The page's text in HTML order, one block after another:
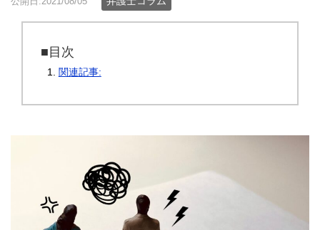
■目次
関連記事: